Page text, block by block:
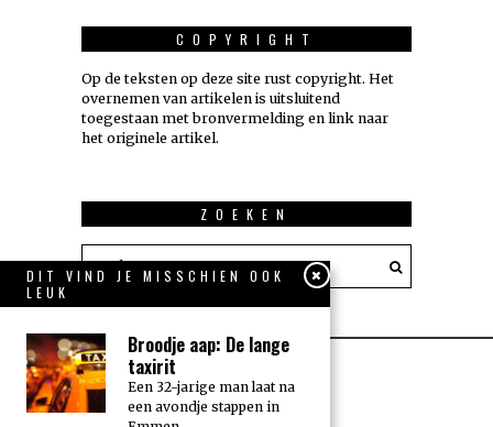
COPYRIGHT
Op de teksten op deze site rust copyright. Het
overnemen van artikelen is uitsluitend
toegestaan met bronvermelding en link naar
het originele artikel.
ZOEKEN
DIT VIND JE MISSCHIEN OOK
LEUK
Broodje aap: De lange
taxirit
Een 32-jarige man laat na
een avondje stappen in